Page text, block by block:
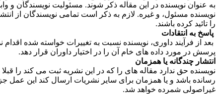
به عنوان نویسنده در این مقاله ذکر شوند. مسئولیت نویسندگان و
نویسنده مسئول، و غیره. لازم به ذکر است تمامی نویسندگان از
را تائید کرده باشند.
پاسخ به انتقادات
بعد از فرآیند داوری، نویسنده نسبت به تغییرات خواسته شده
پرسش در مورد داده های خام آن را در اختیار داوران قرار دهد.
انتشار چندگانه یا هم­زمان
نویسنده حق ندارد مقاله ه­ای را که در این نشریه ثبت می­ کند را
رسانده باشد و یا همزمان برای سایر نشریات ارسال کند این عمل
غیراصولی شمرده خواهد شد.